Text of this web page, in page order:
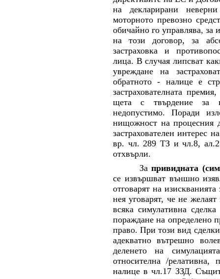
на декларирани
моторното превозно
обичайно го управлява, за
на този договор, за
застраховка и
лица. В случая липсват
увреждане на
обратното - налице е
застрахователната
щета с твърдение за
недопустимо. Поради
нищожност на процесния
застрахователен интерес
вр. чл. 289 ТЗ и чл.8,
отхвърли.
Запривидната
се извършват външно
отговарят на
нея уговарят, че не
всяка симулативна
пораждане на определено
право. При този вид
адекватно вътрешно
деленето на
относителна /релативна,
налице в чл.17 ЗЗД.